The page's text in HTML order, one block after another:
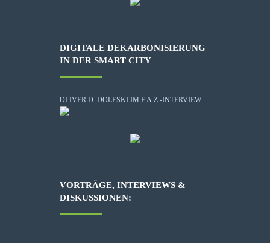
DIGITALE DEKARBONISIERUNG
IN DER SMART CITY
OLIVER D. DOLESKI IM F.A.Z.-INTERVIEW
VORTRÄGE, INTERVIEWS &
DISKUSSIONEN: